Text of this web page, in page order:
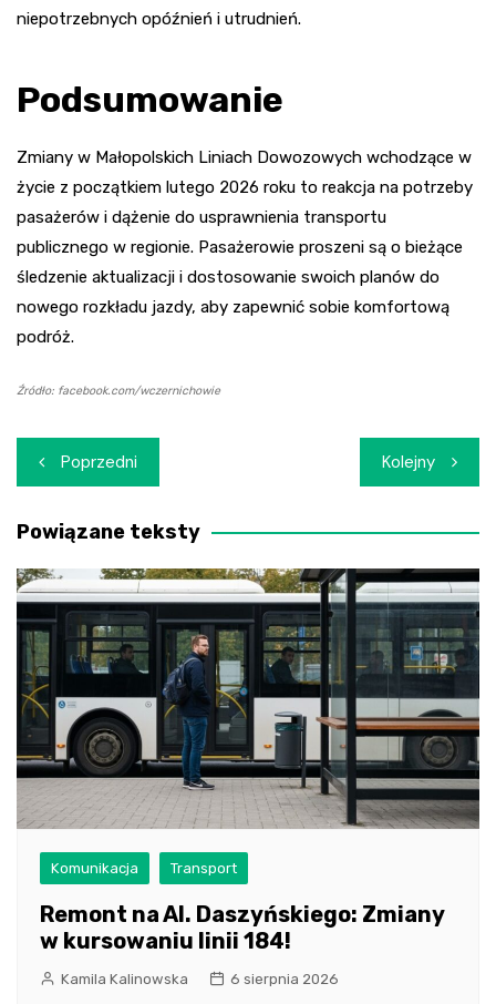
niepotrzebnych opóźnień i utrudnień.
Podsumowanie
Zmiany w Małopolskich Liniach Dowozowych wchodzące w
życie z początkiem lutego 2026 roku to reakcja na potrzeby
pasażerów i dążenie do usprawnienia transportu
publicznego w regionie. Pasażerowie proszeni są o bieżące
śledzenie aktualizacji i dostosowanie swoich planów do
nowego rozkładu jazdy, aby zapewnić sobie komfortową
podróż.
Źródło: facebook.com/wczernichowie
Nawigacja
wpisu
Poprzedni Kolejny
Powiązane teksty
Komunikacja Transport
Remont na Al. Daszyńskiego: Zmiany
w kursowaniu linii 184!
Kamila Kalinowska 6 sierpnia 2026